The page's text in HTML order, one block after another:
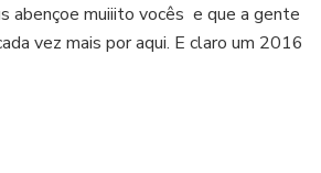
abençoe muiiito vocês e que a gente
vez mais por aqui. E claro um 2016